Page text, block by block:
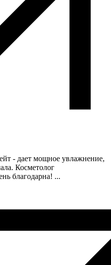
- дает мощное увлажнение,
Косметолог
благодарна! ...